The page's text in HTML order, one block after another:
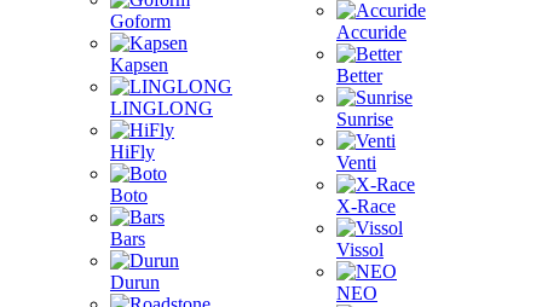
Goform
Kapsen
LINGLONG
HiFly
Boto
Bars
Durun
Accuride
Better
Sunrise
Venti
X-Race
Vissol
NEO